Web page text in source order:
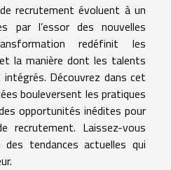
recrutement évoluent à un
par l’essor des nouvelles
redéfinit les
la manière dont les talents
Découvrez dans cet
bouleversent les pratiques
opportunités inédites pour
recrutement. Laissez-vous
des tendances actuelles qui